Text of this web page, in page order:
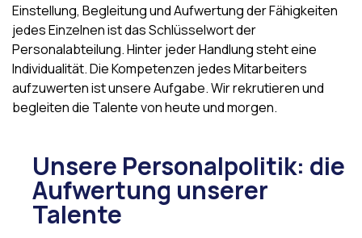
Einstellung, Begleitung und Aufwertung der Fähigkeiten
jedes Einzelnen ist das Schlüsselwort der
Personalabteilung. Hinter jeder Handlung steht eine
Individualität. Die Kompetenzen jedes Mitarbeiters
aufzuwerten ist unsere Aufgabe. Wir rekrutieren und
begleiten die Talente von heute und morgen.
Unsere Personalpolitik: die
Aufwertung unserer
Talente